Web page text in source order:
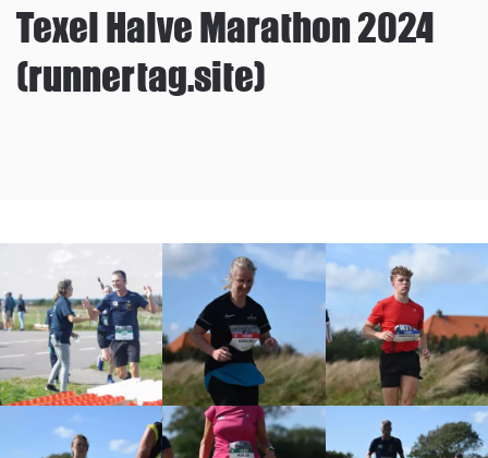
Texel Halve Marathon 2024
(runnertag.site)